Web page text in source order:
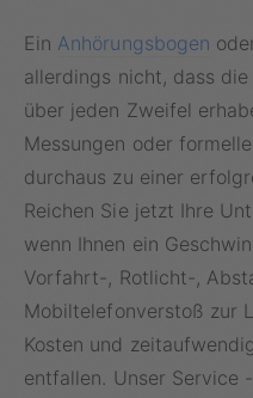
EinAnhörungsbogen
allerdings nicht, dass
über jeden Zweifel
Messungen oder
durchaus zu einer
Reichen Sie jetzt Ihre
wenn Ihnen ein
Vorfahrt-, Rotlicht-,
Mobiltelefonverstoß zur
Kosten und
entfallen. Unser Service